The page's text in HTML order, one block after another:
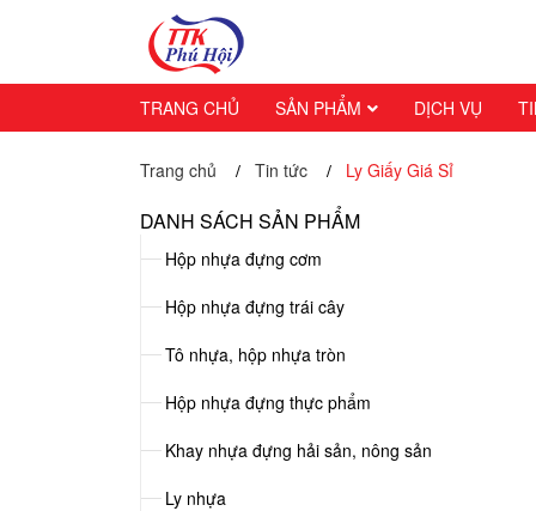
TRANG CHỦ SẢN PHẨM DỊCH VỤ
Trang chủ / Tin tức / Ly Giấy Giá Sỉ
DANH SÁCH SẢN PHẨM
Hộp nhựa đựng cơm
Hộp nhựa đựng trái cây
Tô nhựa, hộp nhựa tròn
Hộp nhựa đựng thực phẩm
Khay nhựa đựng hải sản, nông sản
Ly nhựa